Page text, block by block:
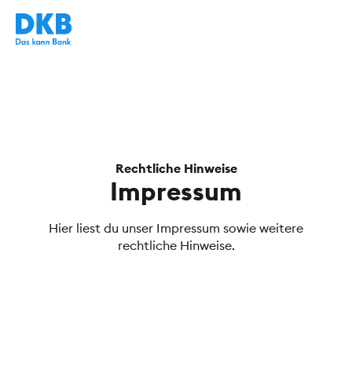
Rechtliche Hinweise
Impressum
Hier liest du unser Impressum sowie weitere
rechtliche Hinweise.